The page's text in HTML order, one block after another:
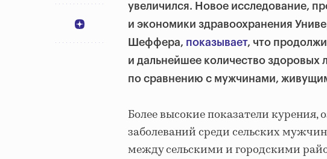
увеличился. Новое исследование,
и экономики здравоохранения
Шеффера, показывает, что
и дальнейшее количество здоровых
по сравнению с мужчинами,
Более высокие показатели
заболеваний среди сельских
между сельскими и городскими